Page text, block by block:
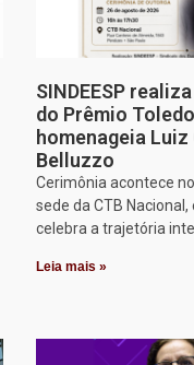
SINDEESP
do Prêmio
homenageia Luiz
Belluzzo
Cerimônia acontece
sede da CTB Nacional,
celebra a trajetória
Leia mais »